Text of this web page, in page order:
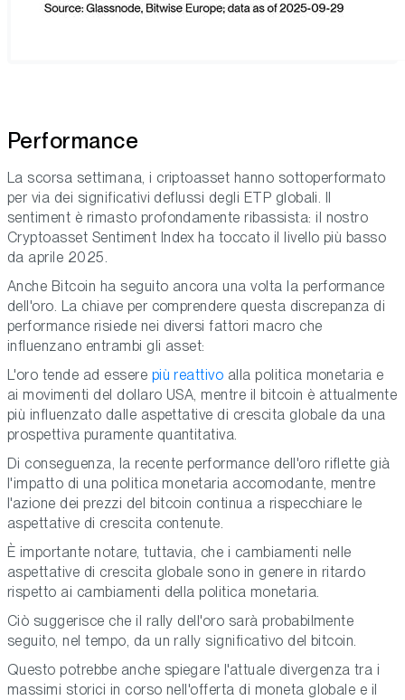
Performance
La scorsa settimana, i criptoasset hanno sottoperformato
per via dei significativi deflussi degli ETP globali. Il
sentiment è rimasto profondamente ribassista: il nostro
Cryptoasset Sentiment Index ha toccato il livello più basso
da aprile 2025.
Anche Bitcoin ha seguito ancora una volta la performance
dell'oro. La chiave per comprendere questa discrepanza di
performance risiede nei diversi fattori macro che
influenzano entrambi gli asset:
L'oro tende ad essere più reattivo alla politica monetaria e
ai movimenti del dollaro USA, mentre il bitcoin è attualmente
più influenzato dalle aspettative di crescita globale da una
prospettiva puramente quantitativa.
Di conseguenza, la recente performance dell'oro riflette già
l'impatto di una politica monetaria accomodante, mentre
l'azione dei prezzi del bitcoin continua a rispecchiare le
aspettative di crescita contenute.
È importante notare, tuttavia, che i cambiamenti nelle
aspettative di crescita globale sono in genere in ritardo
rispetto ai cambiamenti della politica monetaria.
Ciò suggerisce che il rally dell'oro sarà probabilmente
seguito, nel tempo, da un rally significativo del bitcoin.
Questo potrebbe anche spiegare l'attuale divergenza tra i
massimi storici in corso nell'offerta di moneta globale e il